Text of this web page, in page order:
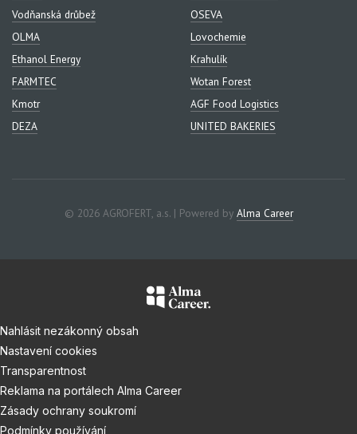
Vodňanská drůbež
OSEVA
OLMA
Lovochemie
Ethanol Energy
Krahulík
FARMTEC
Wotan Forest
Kmotr
AGF Food Logistics
DEZA
UNITED BAKERIES
© 2026 AGROFERT, a.s. | Powered by Alma Career
Nahlásit nezákonný obsah
Nastavení cookies
Transparentnost
Reklama na portálech Alma Career
Zásady ochrany soukromí
Podmínky používání